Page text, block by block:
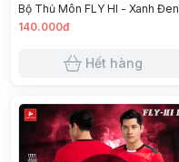
Bộ Thủ Môn FLY HI - Xanh Đen
140.000đ
Hết hàng